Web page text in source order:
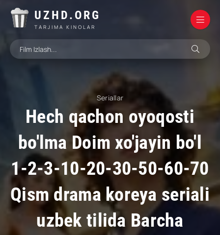
UZHD.ORG
TARJIMA KINOLAR
Seriallar
Hech qachon oyoqosti
bo'lma Doim xo'jayin bo'l
1-2-3-10-20-30-50-60-70
Qism drama koreya seriali
uzbek tilida Barcha